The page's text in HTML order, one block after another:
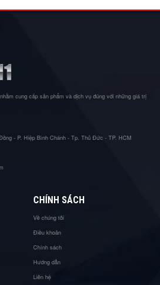
cung cấp sản phẩm và dịch vụ đúng với những giá trị
- P. Hiệp Bình Chánh - Tp. Thủ Đức - TP. HCM
CHÍNH SÁCH
Về chúng tôi
Điều khoản
Chính sách
Hướng dẫn
Liên hệ